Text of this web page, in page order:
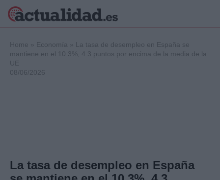
Gente
Home » Economía »
La tasa de desempleo en España se
mantiene en el 10.3%, 4.3 puntos por encima de la media de la
UE
08/06/2026
La tasa de desempleo en España